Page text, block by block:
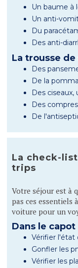
Un baume à
Un anti-
Du
Des anti-
La trousse
Des
De la
Des ciseaux,
Des
De
La check-
trips
Votre séjour est à
pas ces essentiels
voiture pour un
Dans le capot
Vérifier l'état
Gonfler les
Vérifier les